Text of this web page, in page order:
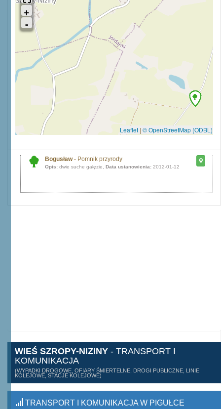
Leaflet | © OpenStreetMap (ODBL)
Bogusław- Pomnik przyrody
Opis: dwie suche gałęzie, Data ustanowienia: 2012-01-12
WIEŚ SZROPY-NIZINY - TRANSPORT I
KOMUNIKACJA
(WYPADKI DROGOWE, OFIARY ŚMIERTELNE, DROGI PUBLICZNE, LINIE
KOLEJOWE, STACJE KOLEJOWE)
TRANSPORT I KOMUNIKACJA W PIGUŁCE